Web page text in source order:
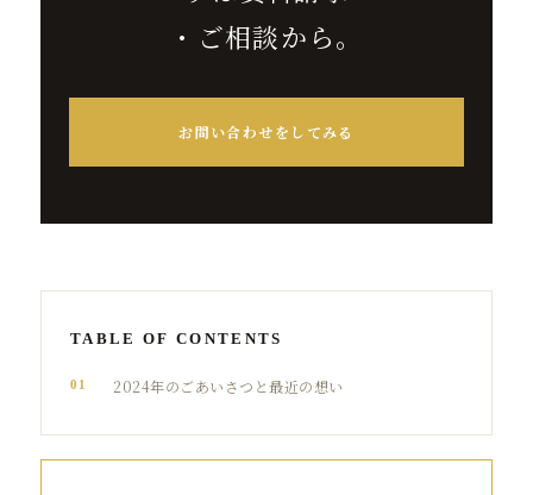
・ご相談から。
お問い合わせをしてみる
TABLE OF CONTENTS
01 2024年のごあいさつと最近の想い